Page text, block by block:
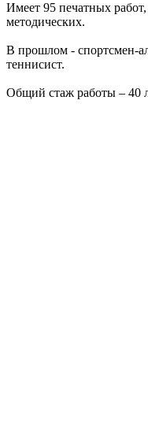
Имеет 95 печатных
методических.
В прошлом - спортсмен-
теннисист.
Общий стаж работы – 40